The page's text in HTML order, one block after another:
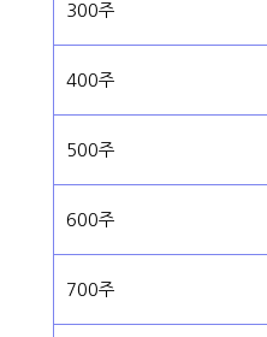
300주
400주
500주
600주
700주